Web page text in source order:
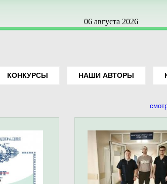
06 августа 2026
КОНКУРСЫ НАШИ АВТОРЫ